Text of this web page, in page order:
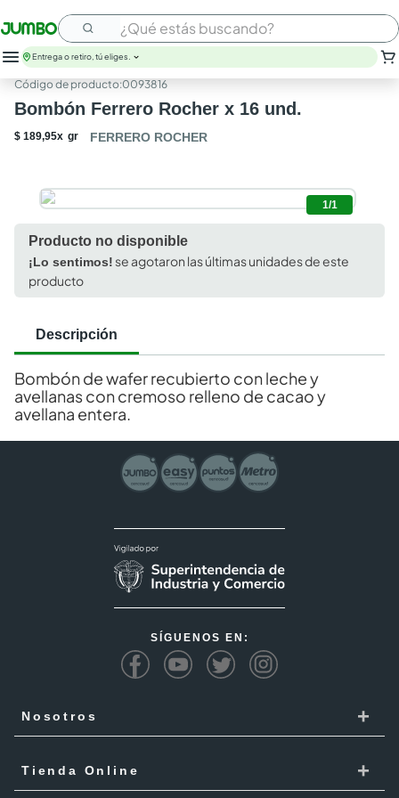
¿Qué estás buscando?
Entrega o retiro, tú eliges.
:0093816
Bombón Ferrero Rocher x 16 und.
$ 189,95x gr FERRERO ROCHER
1/1
Producto no disponible
¡Lo sentimos!se agotaron las últimas unidades de este
producto
Descripción
Bombón de wafer recubierto con leche y
avellanas con cremoso relleno de cacao y
avellana entera.
SÍGUENOS EN:
Nosotros +
Responsabilidad Social
Tienda Online +